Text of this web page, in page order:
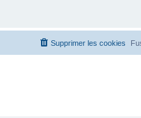
Supprimer les cookies